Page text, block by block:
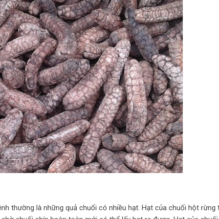
thường là những quả chuối có nhiều hạt. Hạt của chuối hột rừng